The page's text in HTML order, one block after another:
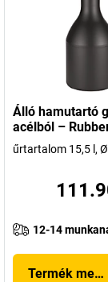
Álló hamutartó
acélból –
űrtartalom 15,5 l,
12-14
Termék